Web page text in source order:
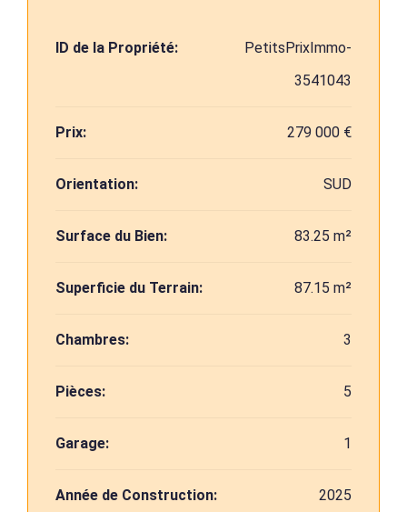
ID de la Propriété:
PetitsPrixImmo-
3541043
Prix: 279 000 €
Orientation: SUD
Surface du Bien: 83.25 m²
Superficie du Terrain: 87.15 m²
Chambres: 3
Pièces: 5
Garage: 1
Année de Construction: 2025